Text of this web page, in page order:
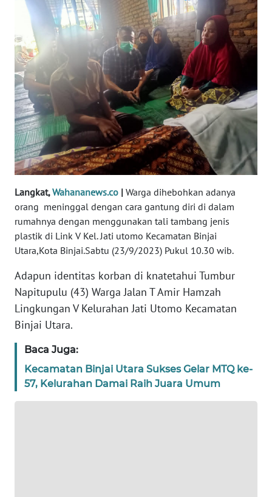
Langkat,Wahananews.co | Warga dihebohkan adanya
orang meninggal dengan cara gantung diri di dalam
rumahnya dengan menggunakan tali tambang jenis
plastik di Link V Kel. Jati utomo Kecamatan Binjai
Utara,Kota Binjai.Sabtu (23/9/2023) Pukul 10.30 wib.
Adapun identitas korban di knatetahui Tumbur
Napitupulu (43) Warga Jalan T Amir Hamzah
Lingkungan V Kelurahan Jati Utomo Kecamatan
Binjai Utara.
Baca Juga:
Kecamatan Binjai Utara Sukses Gelar MTQ ke-
57, Kelurahan Damai Raih Juara Umum
REDAKSI
KARIR
DISCLAIMER
Wahana
News
Regional
WN
SUMUT
WN
JAKARTA
WN
WN
BANTEN
NTT
WN